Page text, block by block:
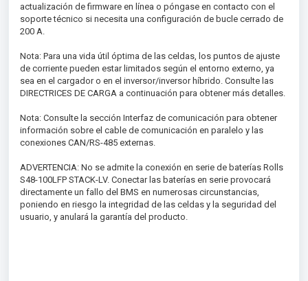
actualización de firmware en línea o póngase en contacto con el
soporte técnico si necesita una configuración de bucle cerrado de
200 A.
Nota: Para una vida útil óptima de las celdas, los puntos de ajuste
de corriente pueden estar limitados según el entorno externo, ya
sea en el cargador o en el inversor/inversor híbrido. Consulte las
DIRECTRICES DE CARGA a continuación para obtener más detalles.
Nota: Consulte la sección Interfaz de comunicación para obtener
información sobre el cable de comunicación en paralelo y las
conexiones CAN/RS-485 externas.
ADVERTENCIA: No se admite la conexión en serie de baterías Rolls
S48-100LFP STACK-LV. Conectar las baterías en serie provocará
directamente un fallo del BMS en numerosas circunstancias,
poniendo en riesgo la integridad de las celdas y la seguridad del
usuario, y anulará la garantía del producto.